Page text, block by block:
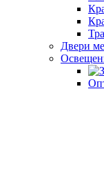
Двери